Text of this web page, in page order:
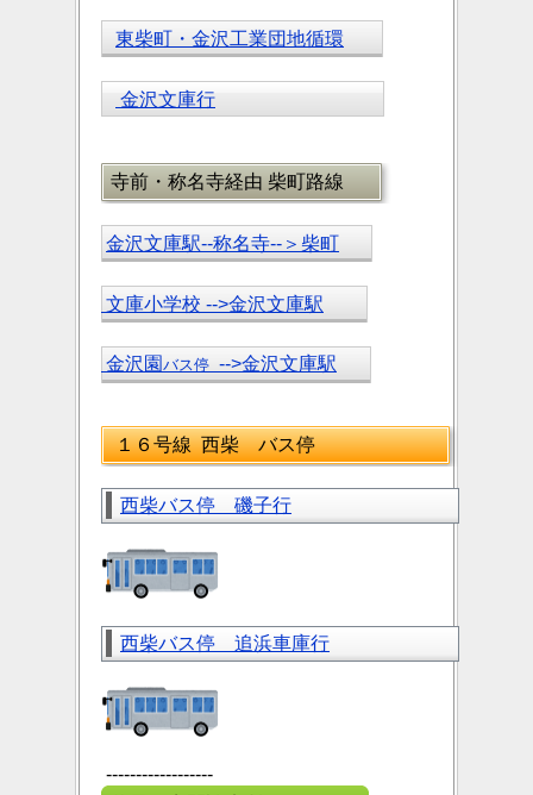
東柴町・金沢工業団地循環
金沢文庫行
寺前・称名寺経由 柴町路線
金沢文庫駅--称名寺--＞柴町
文庫小学校 -->金沢文庫駅
金沢園 バス停 -->金沢文庫駅
１６号線 西柴 バス停
西柴バス停 磯子行
西柴バス停 追浜車庫行
------------------